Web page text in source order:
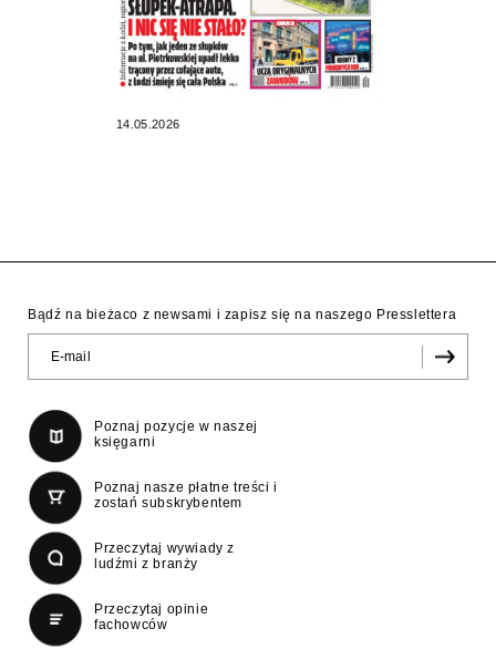
14.05.2026
Bądź na bieżaco z newsami i zapisz się na naszego Presslettera
Poznaj pozycje w naszej
księgarni
Poznaj nasze płatne treści i
zostań subskrybentem
Przeczytaj wywiady z
ludźmi z branży
Przeczytaj opinie
fachowców